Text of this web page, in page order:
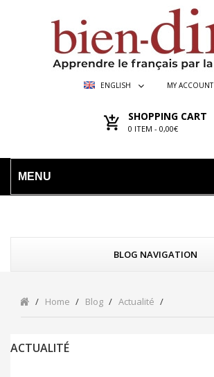
ENGLISH MY ACCOUNT
SHOPPING CART
0 ITEM - 0,00€
MENU
BLOG NAVIGATION
Home Blog Actualité
ACTUALITÉ